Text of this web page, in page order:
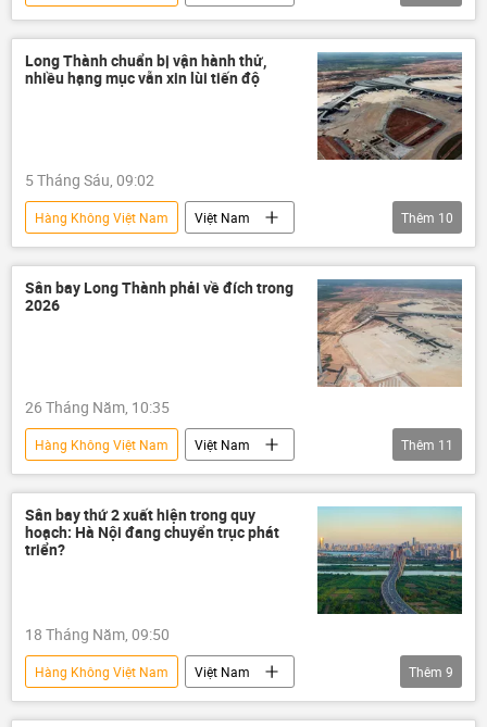
thông tin
hàng không
Cảng hàng không Việt Nam (ACV)
cảng hàng không
an ninh
Sân bay
Long Thành chuẩn bị vận hành thử,
nhiều hạng mục vẫn xin lùi tiến độ
5 Tháng Sáu, 09:02
Hàng Không Việt Nam
Việt Nam
thông tin
Long Thành
Sân bay Long Thành
dự án
Chính phủ
Cục Hàng không Việt Nam
hãng hàng không
Thêm 10
Sân bay Long Thành phải về đích trong
2026
26 Tháng Năm, 10:35
Hàng Không Việt Nam
Việt Nam
thông tin
Long Thành
Sân bay Long Thành
dự án
xây dựng
Bộ Xây dựng
cảng hàng không
Cục Hàng không Việt Nam
hãng hàng không
Thêm 11
Sân bay thứ 2 xuất hiện trong quy
hoạch: Hà Nội đang chuyển trục phát
triển?
18 Tháng Năm, 09:50
Hàng Không Việt Nam
Việt Nam
thông tin
Thêm 9